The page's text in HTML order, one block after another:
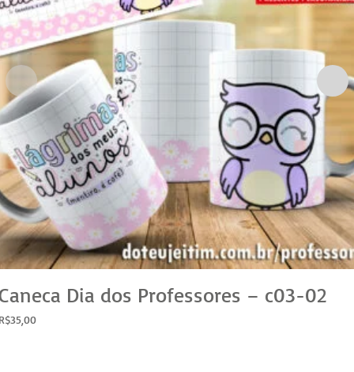
Dia dos Professores – c03-02
35,00